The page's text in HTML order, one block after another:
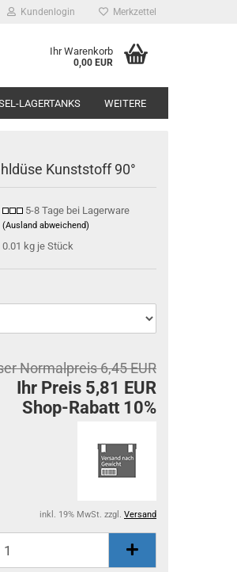
Kundenlogin Merkzettel
Ihr Warenkorb
0,00 EUR
LAGERTANKS WEITERE
Kunststoff 90°
5-8 Tage bei Lagerware
(Ausland abweichend)
0.01 kg je Stück
Normalpreis 6,45 EUR
Ihr Preis 5,81 EUR
Shop-Rabatt 10%
inkl. 19% MwSt. zzgl. Versand